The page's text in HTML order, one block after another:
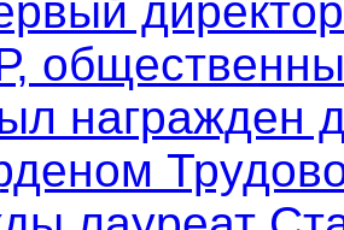
награжден